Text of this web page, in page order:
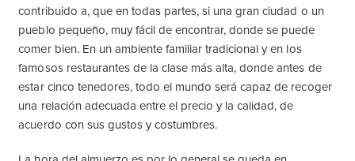
contribuido a, que en todas partes, si una gran ciudad o un
pueblo pequeño, muy fácil de encontrar, donde se puede
comer bien. En un ambiente familiar tradicional y en los
famosos restaurantes de la clase más alta, donde antes de
estar cinco tenedores, todo el mundo será capaz de recoger
una relación adecuada entre el precio y la calidad, de
acuerdo con sus gustos y costumbres.